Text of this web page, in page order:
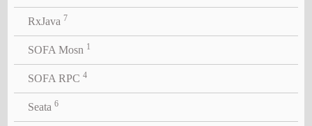
RxJava 7
SOFA Mosn 1
SOFA RPC 4
Seata 6